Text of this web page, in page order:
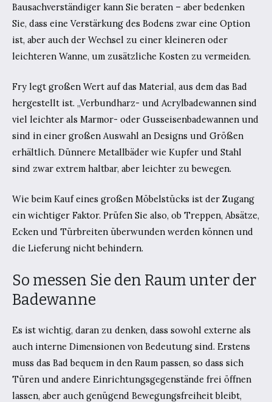
Bausachverständiger kann Sie beraten – aber bedenken
Sie, dass eine Verstärkung des Bodens zwar eine Option
ist, aber auch der Wechsel zu einer kleineren oder
leichteren Wanne, um zusätzliche Kosten zu vermeiden.
Fry legt großen Wert auf das Material, aus dem das Bad
hergestellt ist. „Verbundharz- und Acrylbadewannen sind
viel leichter als Marmor- oder Gusseisenbadewannen und
sind in einer großen Auswahl an Designs und Größen
erhältlich. Dünnere Metallbäder wie Kupfer und Stahl
sind zwar extrem haltbar, aber leichter zu bewegen.
Wie beim Kauf eines großen Möbelstücks ist der Zugang
ein wichtiger Faktor. Prüfen Sie also, ob Treppen, Absätze,
Ecken und Türbreiten überwunden werden können und
die Lieferung nicht behindern.
So messen Sie den Raum unter der
Badewanne
Es ist wichtig, daran zu denken, dass sowohl externe als
auch interne Dimensionen von Bedeutung sind. Erstens
muss das Bad bequem in den Raum passen, so dass sich
Türen und andere Einrichtungsgegenstände frei öffnen
lassen, aber auch genügend Bewegungsfreiheit bleibt,